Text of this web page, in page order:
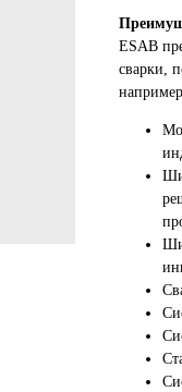
ESAB
сварки,